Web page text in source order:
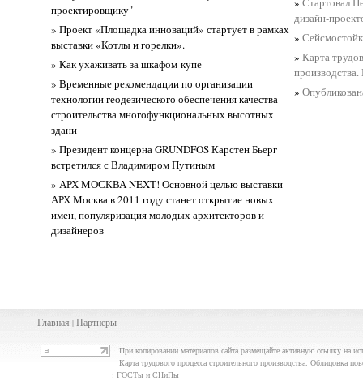
проектировщику"
» Проект «Площадка инноваций» стартует в рамках
выставки «Котлы и горелки».
» Как ухаживать за шкафом-купе
» Временные рекомендации по организации
технологии геодезического обеспечения качества
строительства многофункциональных высотных
здани
» Президент концерна GRUNDFOS Карстен Бьерг
встретился с Владимиром Путиным
» АРХ МОСКВА NEXT! Основной целью выставки
АРХ Москва в 2011 году станет открытие новых
имен, популяризация молодых архитекторов и
дизайнеров
дизайн-
»
»Карта
»
Главная |Партнеры
При копировании материалов сайта размещайте активную ссылку на
Карта трудового процесса строительного производства. Облицовка
: ГОСТы и СНиПы